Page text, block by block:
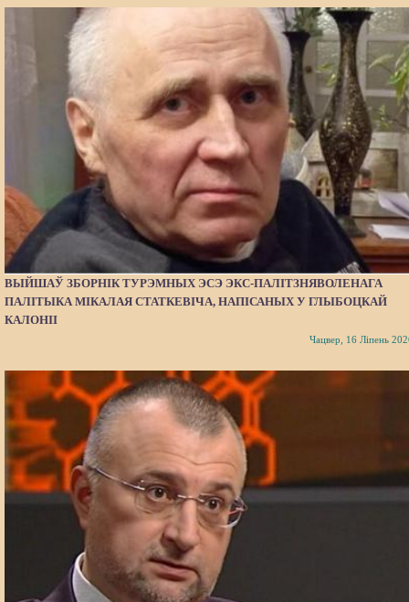
ВЫЙШАЎ ЗБОРНІК ТУРЭМНЫХ ЭСЭ ЭКС-ПАЛІТЗНЯВОЛЕНАГА
ПАЛІТЫКА МІКАЛАЯ СТАТКЕВІЧА, НАПІСАНЫХ У ГЛЫБОЦКАЙ
КАЛОНІІ
Чацвер, 16 Ліпень